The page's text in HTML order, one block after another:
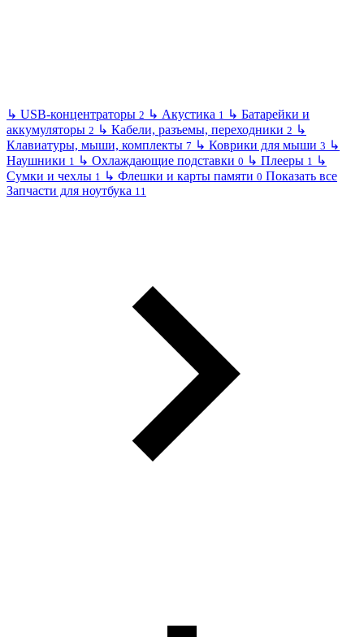
↳ USB-концентраторы 2 ↳ Акустика 1 ↳ Батарейки и
аккумуляторы 2 ↳ Кабели, разъемы, переходники 2 ↳
Клавиатуры, мыши, комплекты 7 ↳ Коврики для мыши 3 ↳
Наушники 1 ↳ Охлаждающие подставки 0 ↳ Плееры 1 ↳
Сумки и чехлы 1 ↳ Флешки и карты памяти 0 Показать все
Запчасти для ноутбука 11